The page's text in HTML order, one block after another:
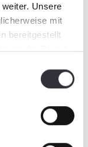
Unsere
mit
bereitgestellt
der Dienste